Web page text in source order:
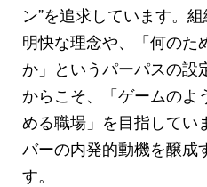
ン”を追求しています。
明快な理念や、「何のた
か」というパーパスの設
からこそ、「ゲームのよ
める職場」を目指してい
バーの内発的動機を醸成
す。